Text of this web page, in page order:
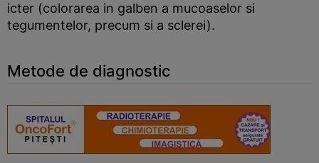
icter (colorarea in galben a mucoaselor si
tegumentelor, precum si a sclerei).
Metode de diagnostic